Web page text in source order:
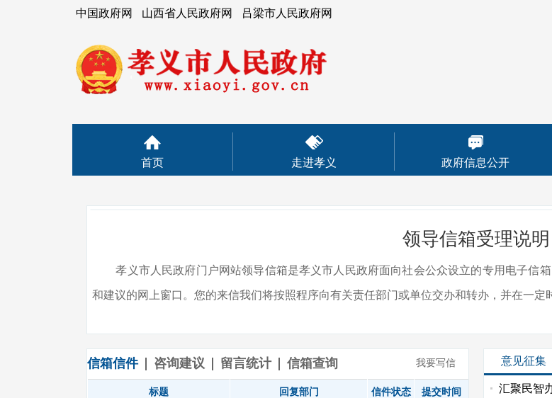
中国政府网 山西省人民政府网 吕梁市人民政府网
首页 走进孝义 政府信息公开
领导信箱受理说明
孝义市人民政府门户网站领导信箱是孝义市人民政府面向社会公众设立的专用电子信
和建议的网上窗口。您的来信我们将按照程序向有关责任部门或单位交办和转办，并在一定
信箱信件 咨询建议 留言统计 信箱查询 我要写信
标题 回复部门 信件状态 提交时间
意见征集
汇聚民智